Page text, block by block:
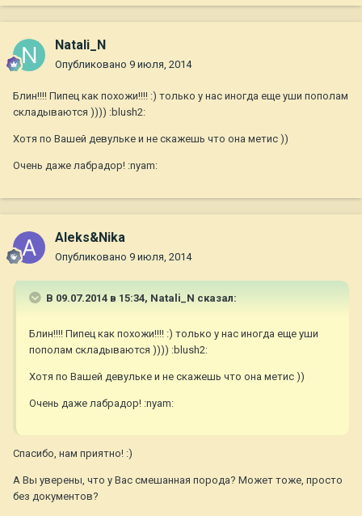
Natali_N
Опубликовано 9 июля, 2014
Блин!!!! Пипец как похожи!!!! :) только у нас иногда еще уши пополам
складываются )))) :blush2:
Хотя по Вашей девульке и не скажешь что она метис ))
Очень даже лабрадор! :nyam:
Aleks&Nika
Опубликовано 9 июля, 2014
В 09.07.2014 в 15:34, Natali_N сказал:
Блин!!!! Пипец как похожи!!!! :) только у нас иногда еще уши
пополам складываются )))) :blush2:
Хотя по Вашей девульке и не скажешь что она метис ))
Очень даже лабрадор! :nyam:
Спасибо, нам приятно! :)
А Вы уверены, что у Вас смешанная порода? Может тоже, просто
без документов?